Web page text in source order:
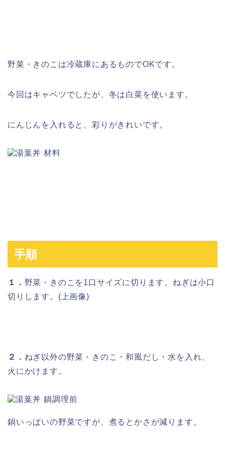
野菜・きのこは冷蔵庫にあるものでOKです。
今回はキャベツでしたが、冬は白菜を使います。
にんじんを入れると、彩りがきれいです。
手順
１． 野菜・きのこを1口サイズに切ります。ねぎは小口
切りします。(上画像)
２． ねぎ以外の野菜・きのこ・和風だし・水を入れ、
火にかけます。
鍋いっぱいの野菜ですが、煮るとかさが減ります。